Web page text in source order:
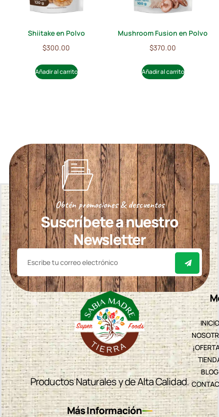
Shiitake en Polvo
$300.00
Añadir al carrito
Mushroom Fusion en Polvo
$370.00
Añadir al carrito
Obtén promociones & descuentos
Suscríbete a nuestro
Newsletter
Productos Naturales y de Alta Calidad.
INICIO
BLOG
Más Información